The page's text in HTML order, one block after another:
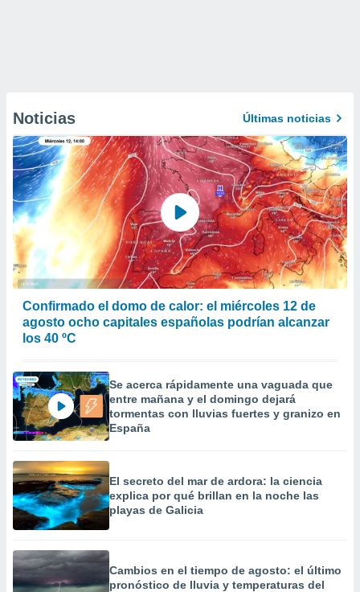
Noticias Últimas noticias
Confirmado el domo de calor: el miércoles 12 de
agosto ocho capitales españolas podrían alcanzar
los 40 ºC
Se acerca rápidamente una vaguada que
entre mañana y el domingo dejará
tormentas con lluvias fuertes y granizo en
España
El secreto del mar de ardora: la ciencia
explica por qué brillan en la noche las
playas de Galicia
Cambios en el tiempo de agosto: el último
pronóstico de lluvia y temperaturas del